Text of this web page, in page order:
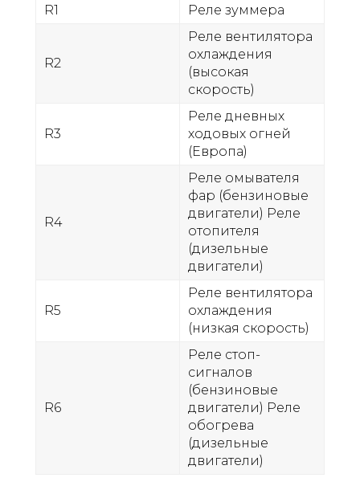
R1
Реле зуммера
R2
Реле вентилятора
охлаждения
(высокая
скорость)
R3
Реле дневных
ходовых огней
(Европа)
R4
Реле омывателя
фар (бензиновые
двигатели) Реле
отопителя
(дизельные
двигатели)
R5
Реле вентилятора
охлаждения
(низкая скорость)
R6
Реле стоп-
сигналов
(бензиновые
двигатели) Реле
обогрева
(дизельные
двигатели)